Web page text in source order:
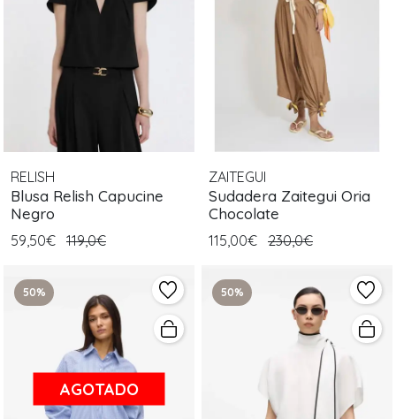
RELISH
Blusa Relish Capucine
Negro
59,50€ 119,0€
ZAITEGUI
Sudadera Zaitegui Oria
Chocolate
115,00€ 230,0€
50%
AGOTADO
50%